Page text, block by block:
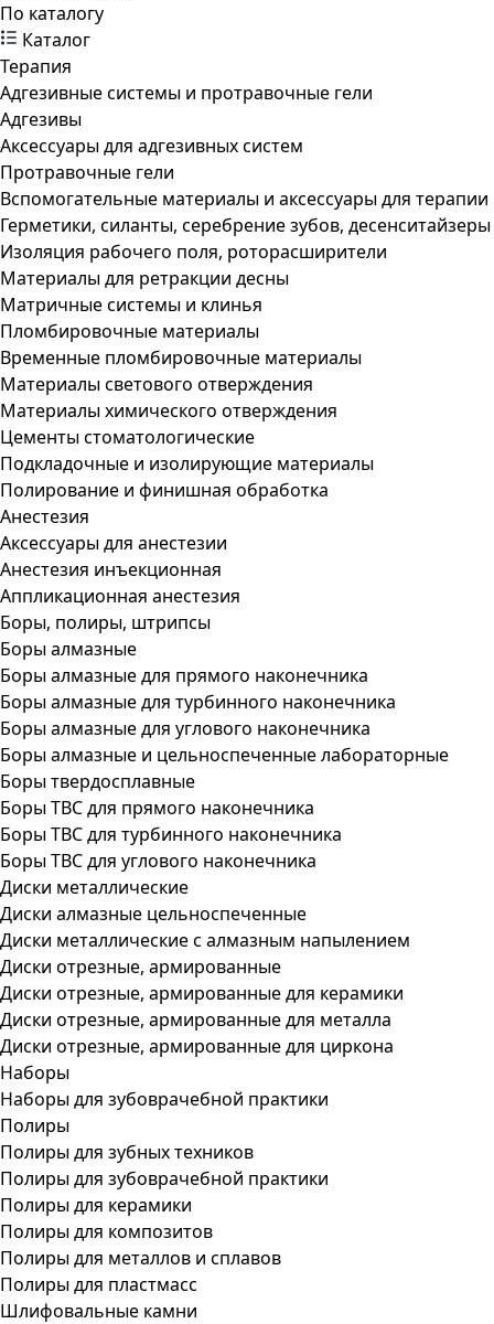
По каталогу
Каталог
Терапия
Адгезивные системы и протравочные гели
Адгезивы
Аксессуары для адгезивных систем
Протравочные гели
Вспомогательные материалы и аксессуары для терапии
Герметики, силанты, серебрение зубов, десенситайзеры
Изоляция рабочего поля, роторасширители
Материалы для ретракции десны
Матричные системы и клинья
Пломбировочные материалы
Временные пломбировочные материалы
Материалы светового отверждения
Материалы химического отверждения
Цементы стоматологические
Подкладочные и изолирующие материалы
Полирование и финишная обработка
Анестезия
Аксессуары для анестезии
Анестезия инъекционная
Аппликационная анестезия
Боры, полиры, штрипсы
Боры алмазные
Боры алмазные для прямого наконечника
Боры алмазные для турбинного наконечника
Боры алмазные для углового наконечника
Боры алмазные и цельноспеченные лабораторные
Боры твердосплавные
Боры ТВС для прямого наконечника
Боры ТВС для турбинного наконечника
Боры ТВС для углового наконечника
Диски металлические
Диски алмазные цельноспеченные
Диски металлические с алмазным напылением
Диски отрезные, армированные
Диски отрезные, армированные для керамики
Диски отрезные, армированные для металла
Диски отрезные, армированные для циркона
Наборы
Наборы для зубоврачебной практики
Полиры
Полиры для зубных техников
Полиры для зубоврачебной практики
Полиры для керамики
Полиры для композитов
Полиры для металлов и сплавов
Полиры для пластмасс
Шлифовальные камни